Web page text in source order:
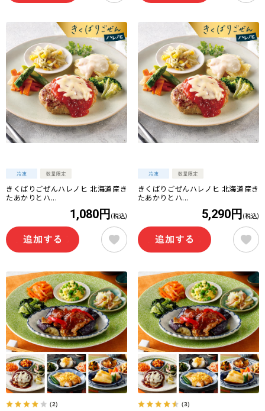
きくばりごぜんハレノヒ 北海道産き
たあかりとハ...
1,080円 (税込)
きくばりごぜんハレノヒ 北海道産き
たあかりとハ...
5,290円 (税込)
（2） （3）